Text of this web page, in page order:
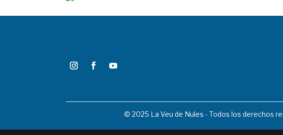
© 2025 La Veu de Nules - Todos los derechos